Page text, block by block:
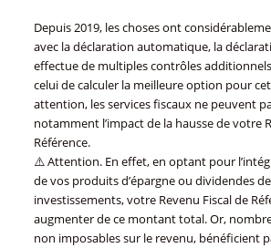
Depuis 2019, les choses ont
avec la déclaration automatique, la
effectue de multiples contrôles
celui de calculer la meilleure option pour
attention, les services fiscaux ne peuvent
notamment l’impact de la hausse de votre
Référence.
⚠️ Attention. En effet, en optant pour
de vos produits d’épargne ou dividendes
investissements, votre Revenu Fiscal de
augmenter de ce montant total. Or,
non imposables sur le revenu, bénéficient